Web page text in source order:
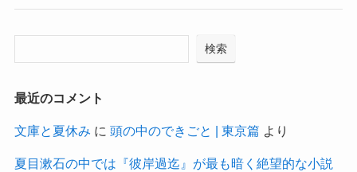
検索
最近のコメント
文庫と夏休み に 頭の中のできごと | 東京篇 より
夏目漱石の中では『彼岸過迄』が最も暗く絶望的な小説